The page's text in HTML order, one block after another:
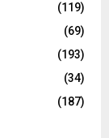
(119)
(69)
(193)
(34)
(187)